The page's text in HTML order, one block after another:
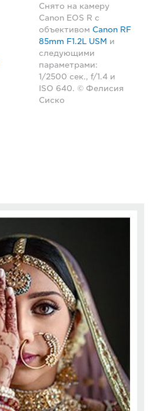
Снято на камеру
Canon EOS R с
объективом Canon RF
85mm F1.2L USM и
следующими
параметрами:
1/2500 сек., f/1.4 и
ISO 640. © Фелисия
Сиско